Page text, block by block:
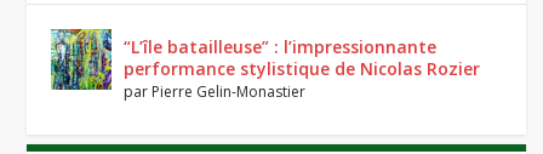
“L’île batailleuse” : l’impressionnante
performance stylistique de Nicolas Rozier
par Pierre Gelin-Monastier